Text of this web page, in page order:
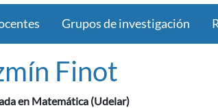
Grupos de investigación
Finot
en Matemática (Udelar)